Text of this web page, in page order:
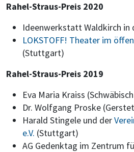
Rahel-Straus-Preis 2020
Ideenwerkstatt Waldkirch in
LOKSTOFF! Theater im
(Stuttgart)
Rahel-Straus-Preis 2019
Eva Maria Kraiss
Dr. Wolfgang Proske
Harald Stingele und der
e.V. (Stuttgart)
AG Gedenktag im Zentrum